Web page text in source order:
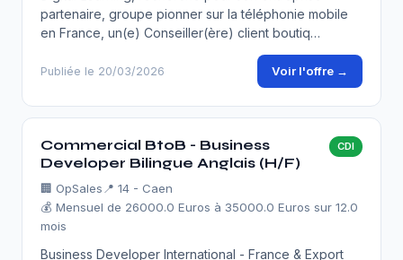
partenaire, groupe pionner sur la téléphonie mobile
en France, un(e) Conseiller(ère) client boutiq…
Publiée le 20/03/2026 Voir l'offre →
Commercial BtoB - Business
Developer Bilingue Anglais (H/F)
CDI
🏢 OpSales 📍 14 - Caen
💰 Mensuel de 26000.0 Euros à 35000.0 Euros sur 12.0
mois
Business Developer International - France & Export